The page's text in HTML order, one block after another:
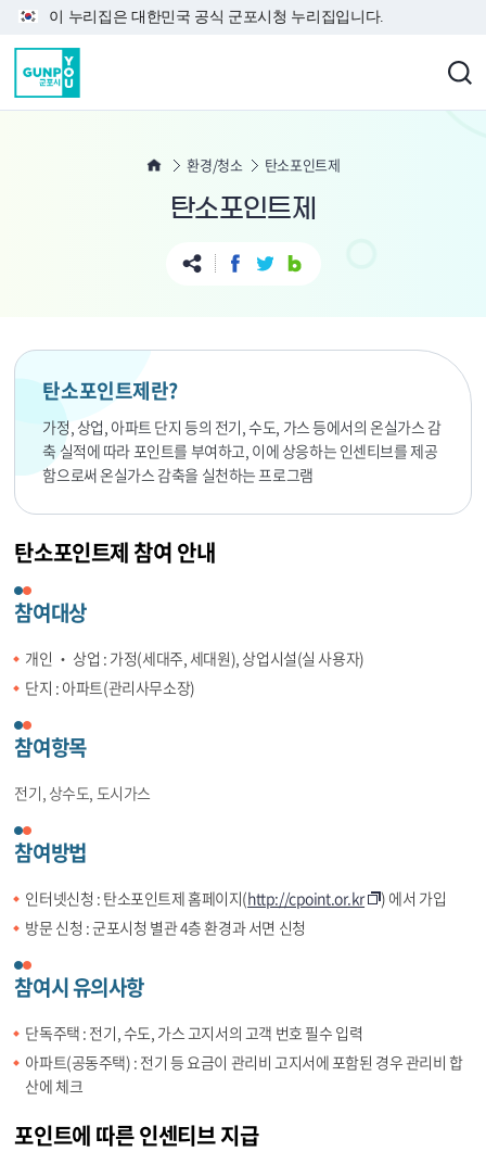
본문 바로가기
이 누리집은 대한민국 공식 군포시청 누리집입니다.
환경/청소 탄소포인트제
탄소포인트제
탄소포인트제란?
가정, 상업, 아파트 단지 등의 전기, 수도, 가스 등에서의 온실가스 감
축 실적에 따라 포인트를 부여하고, 이에 상응하는 인센티브를 제공
함으로써 온실가스 감축을 실천하는 프로그램
탄소포인트제 참여 안내
참여대상
개인 ‧ 상업 : 가정(세대주, 세대원), 상업시설(실 사용자)
단지 : 아파트(관리사무소장)
참여항목
전기, 상수도, 도시가스
참여방법
인터넷신청 : 탄소포인트제 홈페이지(http://cpoint.or.kr
) 에서 가입
방문 신청 : 군포시청 별관 4층 환경과 서면 신청
참여시 유의사항
단독주택 : 전기, 수도, 가스 고지서의 고객 번호 필수 입력
아파트(공동주택) : 전기 등 요금이 관리비 고지서에 포함된 경우 관리비 합
산에 체크
포인트에 따른 인센티브 지급